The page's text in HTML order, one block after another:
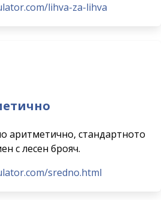
lihva-za-lihva
аритметично, стандартното
с лесен брояч.
sredno.html